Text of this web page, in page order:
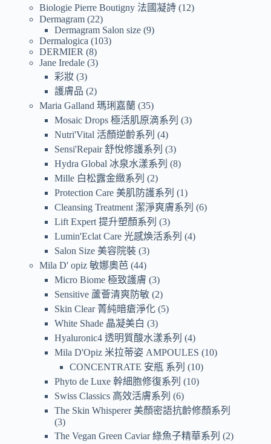
Biologie Pierre Boutigny 法國凝詩 12
Dermagram 22
Dermagram Salon size 9
Dermalogica
103
DERMIER
8
Jane Iredale 3
彩妝 3
護膚品
2
Maria Galland 瑪琍嘉蘭 35
Mosaic Drops 極活肌原滴系列
3
Nutri'Vital 活顏逆齡系列
4
Sensi'Repair 舒悅修護系列
3
Hydra Global 冰泉水漾系列
8
Mille 白松露金緻系列
2
Protection Care 美肌防護系列
1
Cleansing Treatment 潔淨爽膚系列
6
Lift Expert 提升塑顏系列
3
Lumin'Eclat Care 光感煥活系列
4
Salon Size 美容院裝 3
Mila D' opiz 敏娜奧芭 44
Micro Biome 極致護膚 3
Sensitive 蘆薈清爽防敏 2
Skin Clear 菁純暗瘡淨化 5
White Shade 晶凝美白
3
Hyaluronic4 透明質酸水漾系列
4
Mila D'Opiz 米拉蒂姿 AMPOULES
10
CONCENTRATE 安瓶 系列
10
Phyto de Luxe 幹細胞修復系列
10
Swiss Classics 高效活膚系列
6
The Skin Whisperer 美顏密語抗齡修顏系列
3
The Vegan Green Caviar 綠魚子精華系列
2